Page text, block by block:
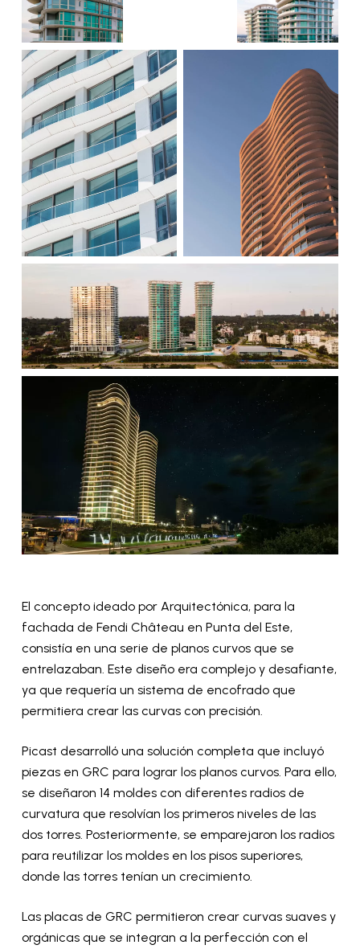
El concepto ideado por Arquitectónica, para la
fachada de Fendi Château en Punta del Este,
consistía en una serie de planos curvos que se
entrelazaban. Este diseño era complejo y desafiante,
ya que requería un sistema de encofrado que
permitiera crear las curvas con precisión.
Picast desarrolló una solución completa que incluyó
piezas en GRC para lograr los planos curvos. Para ello,
se diseñaron 14 moldes con diferentes radios de
curvatura que resolvían los primeros niveles de las
dos torres. Posteriormente, se emparejaron los radios
para reutilizar los moldes en los pisos superiores,
donde las torres tenían un crecimiento.
Las placas de GRC permitieron crear curvas suaves y
orgánicas que se integran a la perfección con el